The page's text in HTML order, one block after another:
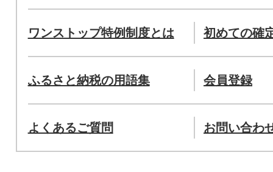
ワンストップ特例制度とは 初めての確
ふるさと納税の用語集 会員登録
よくあるご質問 お問い合わ